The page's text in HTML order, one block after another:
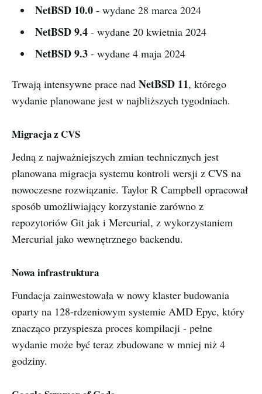
NetBSD 10.0- wydane 28 marca 2024
NetBSD 9.4- wydane 20 kwietnia 2024
NetBSD 9.3- wydane 4 maja 2024
Trwają intensywne prace nad NetBSD 11, którego
wydanie planowane jest w najbliższych tygodniach.
Migracja z CVS
Jedną z najważniejszych zmian technicznych jest
planowana migracja systemu kontroli wersji z CVS na
nowoczesne rozwiązanie. Taylor R Campbell opracował
sposób umożliwiający korzystanie zarówno z
repozytoriów Git jak i Mercurial, z wykorzystaniem
Mercurial jako wewnętrznego backendu.
Nowa infrastruktura
Fundacja zainwestowała w nowy klaster budowania
oparty na 128-rdzeniowym systemie AMD Epyc, który
znacząco przyspiesza proces kompilacji - pełne
wydanie może być teraz zbudowane w mniej niż 4
godziny.